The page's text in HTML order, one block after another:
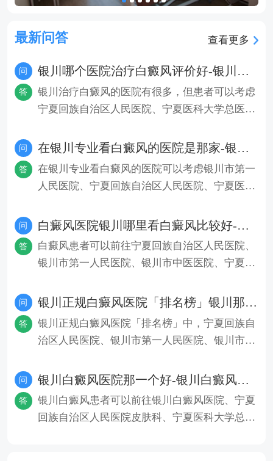
最新问答 查看更多
问 银川哪个医院治疗白癜风评价好-银川排名前十的白癜风医院？
答
银川治疗白癜风的医院有很多，但患者可以考虑
宁夏回族自治区人民医院、宁夏医科大学总医
问 在银川专业看白癜风的医院是那家-银川白癜风医院排名榜？
答
在银川专业看白癜风的医院可以考虑银川市第一
人民医院、宁夏回族自治区人民医院、宁夏医科
问 白癜风医院银川哪里看白癜风比较好-银川白癜风医院新排名？
答
白癜风患者可以前往宁夏回族自治区人民医院、
银川市第一人民医院、银川市中医医院、宁夏医
问 银川正规白癜风医院「排名榜」银川那个医院看白癜风比较好？
答
银川正规白癜风医院「排名榜」中，宁夏回族自
治区人民医院、银川市第一人民医院、银川市中
问 银川白癜风医院那一个好-银川白癜风科医院十大排名榜？
答
银川白癜风患者可以前往银川白癜风医院、宁夏
回族自治区人民医院皮肤科、宁夏医科大学总医